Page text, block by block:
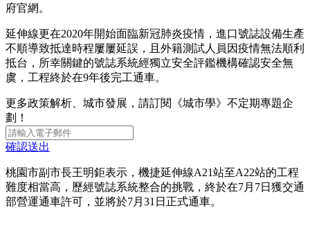
府官網。
延伸線更在2020年開始面臨新冠肺炎疫情，進口號誌設備生產
不順導致抵達時程屢屢延誤，且外籍測試人員因疫情無法順利
抵台，所幸關鍵的號誌系統經獨立安全評鑑機構確認安全無
虞，工程終於在9年後完工通車。
更多政策解析、城市發展，請訂閱《城市學》不定期專題企
劃！
確認送出
桃園市副市長王明鉅表示，機捷延伸線A21站至A22站的工程
難度相當高，歷經號誌系統整合的挑戰，終於在7月7日獲交通
部營運通車許可，並將於7月31日正式通車。